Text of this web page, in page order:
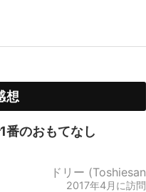
想
番のおもてなし
ドリー (Toshiesan
2017年4月に訪問